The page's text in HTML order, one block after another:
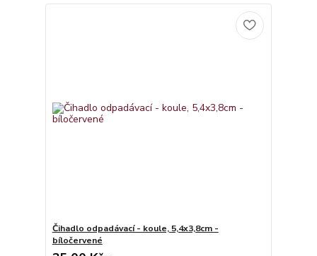
Čihadlo odpadávací - koule, 5,4x3,8cm -
bíločervené